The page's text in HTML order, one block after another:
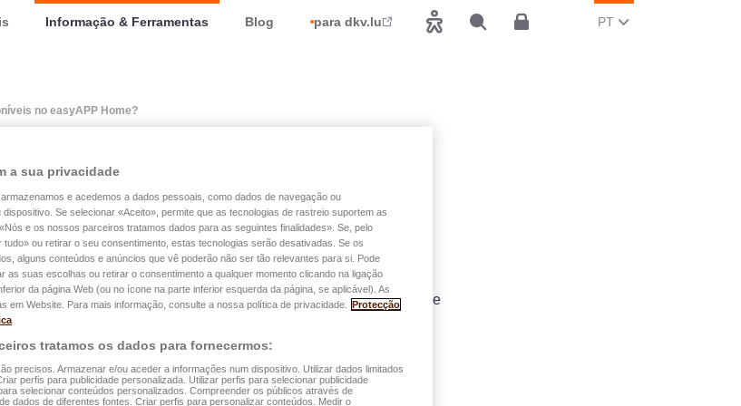
Informação & Ferramentas Blog para dkv.lu
Pesquisar
AcessibilidadeEspace client
MUDAR O IDIOMA
PT(PORTUGUÊS)
no easyAPP Home?
de seguro estão
easyAPP Home?
contrato em curso são visíveis na sua área de cliente: seguros de
de vida e de saúde.
contratos antigos (cancelados, suspensos ou expirados) são
a sua privacidade
e acedemos a dados pessoais, como dados de navegação ou
Se selecionar «Aceito», permite que as tecnologias de rastreio suportem as
e os nossos parceiros tratamos dados para as seguintes finalidades». Se, pelo
tudo» ou retirar o seu consentimento, estas tecnologias serão desativadas. Se os
alguns conteúdos e anúncios que vê poderão não ser tão relevantes para si. Pode
as suas escolhas ou retirar o consentimento a qualquer momento clicando na ligação
da página Web (ou no ícone na parte inferior esquerda da página, se aplicável). As
em Website. Para mais informação, consulte a nossa política de privacidade.
Protecção
tratamos os dados para fornecermos:
precisos. Armazenar e/ou aceder a informações num dispositivo. Utilizar dados limitados
perfis para publicidade personalizada. Utilizar perfis para selecionar publicidade
selecionar conteúdos personalizados. Compreender os públicos através de
dados de diferentes fontes. Criar perfis para personalizar conteúdos. Medir o